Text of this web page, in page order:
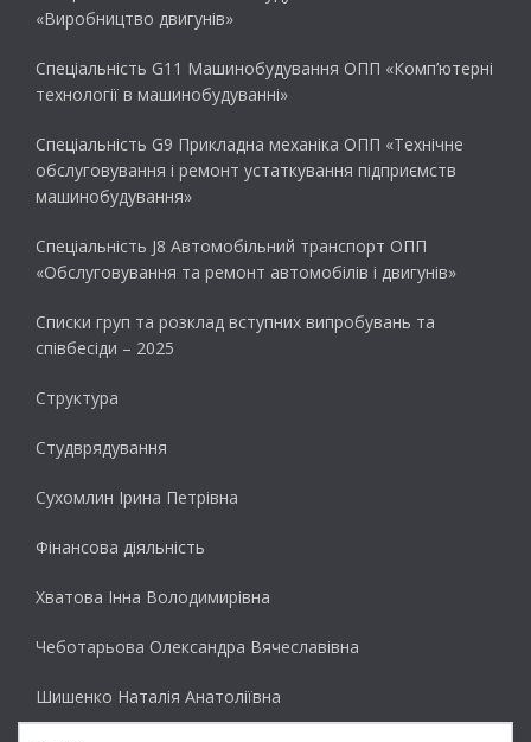
«Виробництво двигунів»
Спеціальність G11 Машинобудування ОПП «Комп’ютерні
технології в машинобудуванні»
Спеціальність G9 Прикладна механіка ОПП «Технічне
обслуговування і ремонт устаткування підприємств
машинобудування»
Спеціальність J8 Автомобільний транспорт ОПП
«Обслуговування та ремонт автомобілів і двигунів»
Списки груп та розклад вступних випробувань та
співбесіди – 2025
Структура
Студврядування
Сухомлин Ірина Петрівна
Фінансова діяльність
Хватова Інна Володимирівна
Чеботарьова Олександра Вячеславівна
Шишенко Наталія Анатоліївна